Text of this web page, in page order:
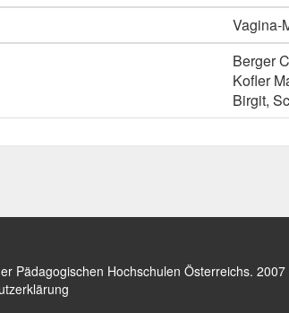
Vagina-
Berger
Kofler
Birgit,
Pädagogischen Hochschulen Österreichs.